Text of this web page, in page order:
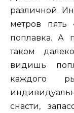
различной.
метров
поплавка. А
таком
видишь
каждого
снасти,